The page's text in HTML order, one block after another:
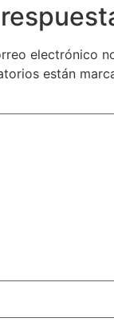
electrónico
están